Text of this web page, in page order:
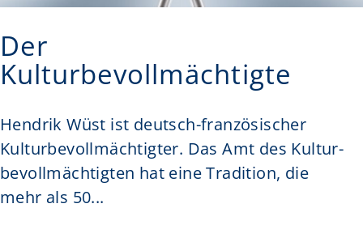
Der
Kulturbevollmächtigte
Hendrik Wüst ist deutsch-französischer
Kulturbevollmächtigter. Das Amt des Kultur­
bevoll­mächtigten hat eine Tradition, die
mehr als 50...